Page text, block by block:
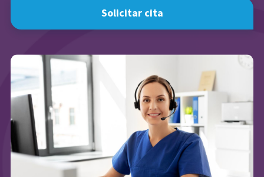
Solicitar cita